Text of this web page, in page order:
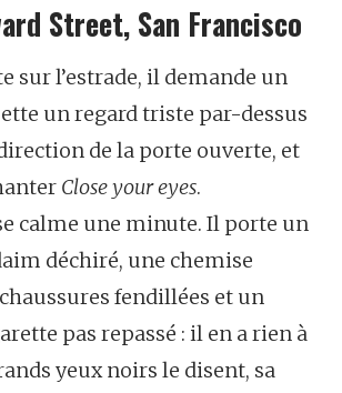
Street, San Francisco
surl’estrade, il demande un
unregardtriste par-dessus
de la porte ouverte, et
Closeyoureyes.
calme une minute. Il porte un
déchiré, une chemise
chaussures fendillées et un
pas repassé : il en arien à
yeux noirs le disent, sa